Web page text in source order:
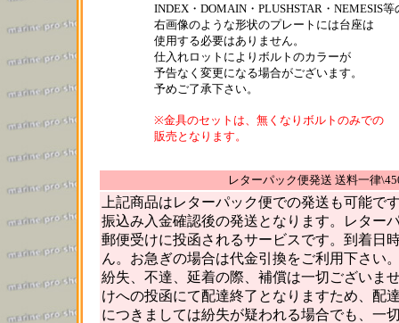
INDEX・DOMAIN・PLUSHSTAR・NEMESIS等
右画像のような形状のプレートには台座は
使用する必要はありません。
仕入れロットによりボルトのカラーが
予告なく変更になる場合がございます。
予めご了承下さい。
※金具のセットは、無くなりボルトのみでの
販売となります。
レターパック便発送 送料一律
上記商品はレターパック便での発送も可能で
振込み入金確認後の発送となります。レター
郵便受けに投函されるサービスです。到着日
ん。お急ぎの場合は代金引換をご利用下さい
紛失、不達、延着の際、補償は一切ございま
けへの投函にて配達終了となりますため、配
につきましては紛失が疑われる場合でも、一